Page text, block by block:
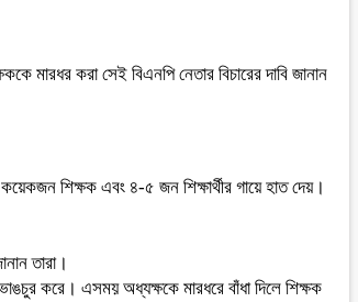
মারধর করা সেই বিএনপি নেতার বিচারের দাবি জানান
শিক্ষক এবং ৪-৫ জন শিক্ষার্থীর গায়ে হাত দেয়।
তারা।
করে। এসময় অধ্যক্ষকে মারধরে বাঁধা দিলে শিক্ষক